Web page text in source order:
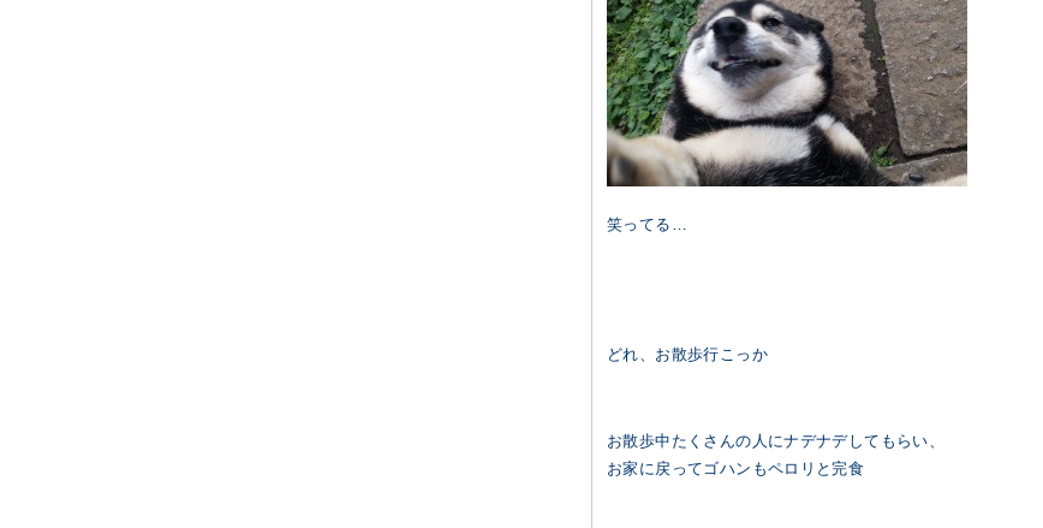
笑ってる…
どれ、お散歩行こっか
お散歩中たくさんの人にナデナデしてもらい、
お家に戻ってゴハンもペロリと完食